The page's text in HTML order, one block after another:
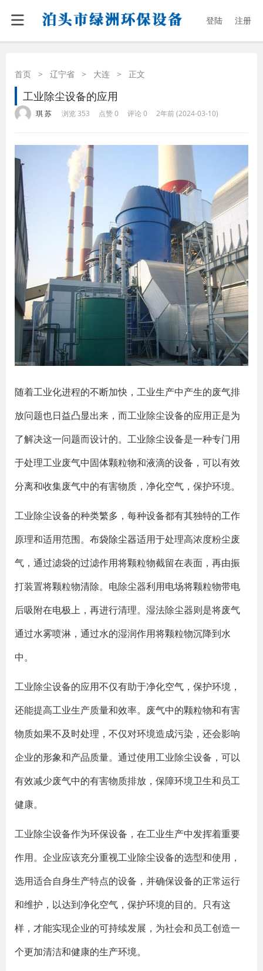
登陆 注册
首页 > 辽宁省 > 大连 > 正文
工业除尘设备的应用
琪 苏 浏览 353 点赞 0 评论 0 2年前 (2024-03-10)
随着工业化进程的不断加快，工业生产中产生的废气排
放问题也日益凸显出来，而工业除尘设备的应用正是为
了解决这一问题而设计的。工业除尘设备是一种专门用
于处理工业废气中固体颗粒物和液滴的设备，可以有效
分离和收集废气中的有害物质，净化空气，保护环境。
工业除尘设备的种类繁多，每种设备都有其独特的工作
原理和适用范围。 布袋除尘器适用于处理高浓度粉尘废
气，通过滤袋的过滤作用将颗粒物截留在表面，再由振
打装置将颗粒物清除。电除尘器利用电场将颗粒物带电
后吸附在电极上，再进行清理。湿法除尘器则是将废气
通过水雾喷淋，通过水的湿润作用将颗粒物沉降到水
中。
工业除尘设备的应用不仅有助于净化空气，保护环境，
还能提高工业生产质量和效率。废气中的颗粒物和有害
物质如果不及时处理，不仅对环境造成污染，还会影响
企业的形象和产品质量。通过使用工业除尘设备，可以
有效减少废气中的有害物质排放，保障环境卫生和员工
健康。
工业除尘设备作为环保设备，在工业生产中发挥着重要
作用。企业应该充分重视工业除尘设备的选型和使用，
选用适合自身生产特点的设备，并确保设备的正常运行
和维护，以达到净化空气，保护环境的目的。只有这
样，才能实现企业的可持续发展，为社会和员工创造一
个更加清洁和健康的生产环境。